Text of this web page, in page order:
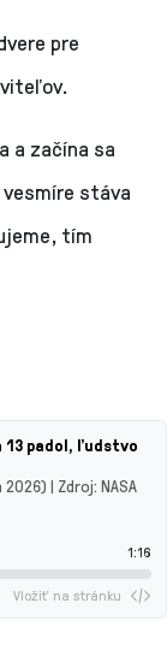
pre
a začína sa
stáva
tím
13 padol, ľudstvo
| Zdroj: NASA
1:16
Vložiť na stránku